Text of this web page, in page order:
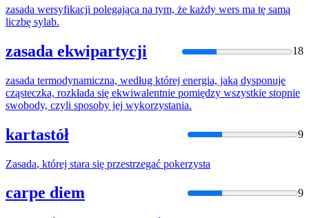
zasada wersyfikacji polegająca na tym, że każdy wers ma tę samą
liczbę sylab.
zasada ekwipartycji 18
zasada termodynamiczna, według której energia, jaką dysponuje
cząsteczka, rozkłada się ekwiwalentnie pomiędzy wszystkie stopnie
swobody, czyli sposoby jej wykorzystania.
kartastół 9
Zasada, której stara się przestrzegać pokerzysta
carpe diem 9